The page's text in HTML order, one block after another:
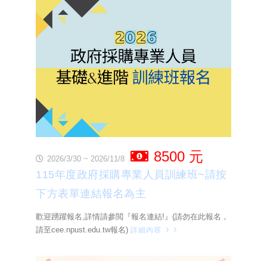
會員專區
2026/3/30 ~ 2026/11/8 8500 元
115年度政府採購專業人員訓練班~請按
下方表單連結報名為主
歡迎踴躍報名,詳情請參閲『報名連結!』(請勿在此報名，
請至cee.npust.edu.tw報名) 詳細內容